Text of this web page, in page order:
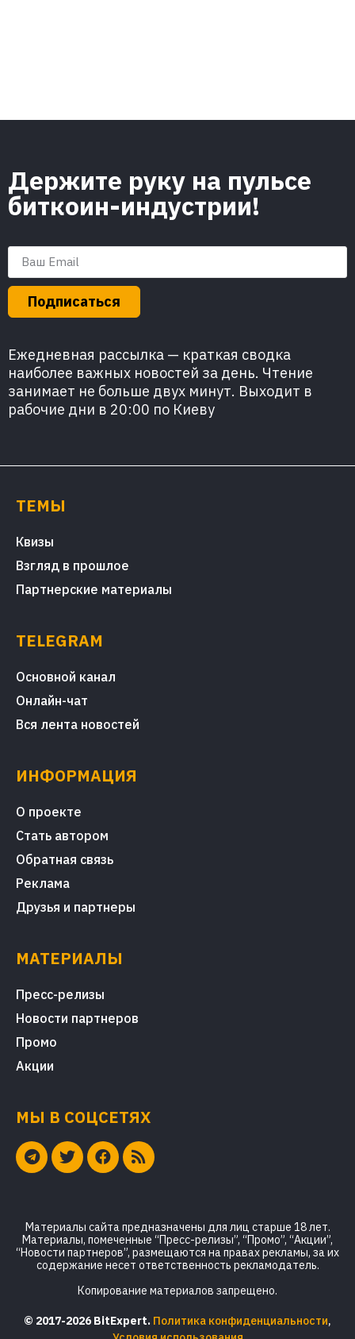
Держите руку на пульсе
биткоин-индустрии!
Подписаться
Ежедневная рассылка — краткая сводка
наиболее важных новостей за день. Чтение
занимает не больше двух минут. Выходит в
рабочие дни в 20:00 по Киеву
ТЕМЫ
Квизы
Взгляд в прошлое
Партнерские материалы
TELEGRAM
Основной канал
Онлайн-чат
Вся лента новостей
ИНФОРМАЦИЯ
О проекте
Стать автором
Обратная связь
Реклама
Друзья и партнеры
МАТЕРИАЛЫ
Пресс-релизы
Новости партнеров
Промо
Акции
МЫ В СОЦСЕТЯХ
Материалы сайта предназначены для лиц старше 18 лет.
Материалы, помеченные “Пресс-релизы”, “Промо”, “Акции”,
“Новости партнеров”, размещаются на правах рекламы, за их
содержание несет ответственность рекламодатель.
Копирование материалов запрещено.
© 2017-2026 BitExpert. Политика конфиденциальности,